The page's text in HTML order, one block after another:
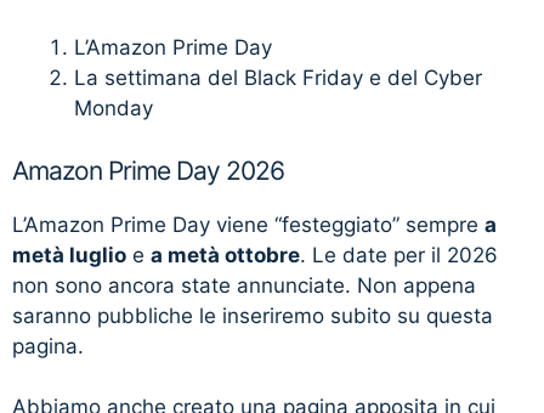
L’Amazon Prime Day
La settimana del Black Friday e del Cyber
Monday
Amazon Prime Day 2026
L’Amazon Prime Day viene “festeggiato” sempre a
metà luglio e a metà ottobre. Le date per il 2026
non sono ancora state annunciate. Non appena
saranno pubbliche le inseriremo subito su questa
pagina.
Abbiamo anche creato una pagina apposita in cui